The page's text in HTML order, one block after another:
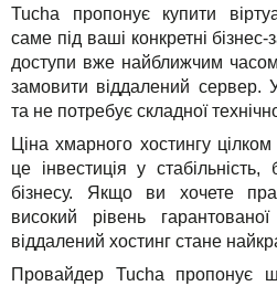
Tucha пропонує купити
саме під ваші конкретні
доступи вже найближчим
замовити віддалений сервер.
та не потребує складної
Ціна хмарного хостингу
це інвестиція у
бізнесу. Якщо ви хочете
високий рівень
віддалений хостинг стане
Провайдер Tucha пропонує